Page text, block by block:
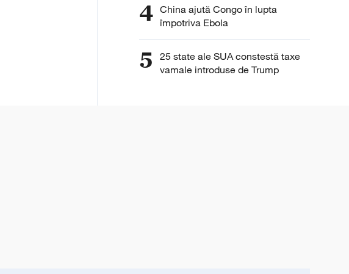
4 China ajută Congo în lupta
împotriva Ebola
5
25 state ale SUA constestă taxe
vamale introduse de Trump